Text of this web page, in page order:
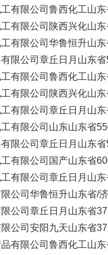
有限公司 鲁西化工山
有限公司 陕西兴化山
有限公司 华鲁恒升山
限公司 章丘日月 山东省
有限公司 鲁西化工山
有限公司 陕西兴化山
有限公司 章丘日月 山
有限公司 山东山东省
限公司 章丘日月 山东省
有限公司 国产山东省
有限公司 章丘日月 山
公司 华鲁恒升山东省/
公司 章丘日月 山东省
公司 安阳九天山东省
有限公司 鲁西化工山